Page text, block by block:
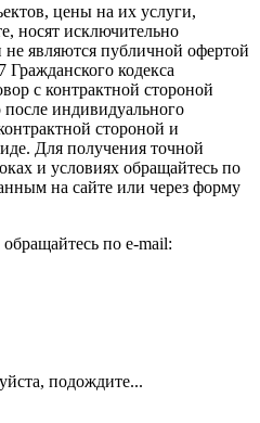
цены на их услуги,
носят исключительно
являются публичной офертой
Гражданского кодекса
с контрактной стороной
после индивидуального
стороной и
Для получения точной
и условиях обращайтесь по
на сайте или через форму
по e-mail:
подождите...